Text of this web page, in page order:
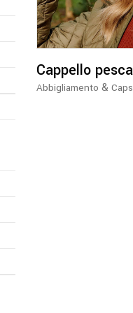
Cappello
Abbigliamento &